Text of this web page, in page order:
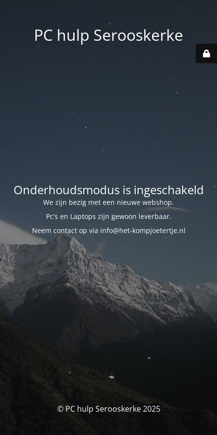
PC hulp Serooskerke
Onderhoudsmodus is ingeschakeld
We zijn bezig met een nieuwe webshop.
Pc's en Laptops zijn gewoon leverbaar.
Neem contact op via info@het-kompjoetertje.nl
© PC hulp Serooskerke 2025